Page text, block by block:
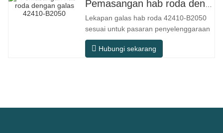
automasi, mesin alat ketepatan,
peralatan luar, bengkel pemprosesan
lembap, dan
Lekapan galas hab roda 42410-B2050
sesuai untuk pasaran penyelenggaraan
dan penggantian selepas jualan
automotif, memenuhi keperluan
Hubungi sekarang